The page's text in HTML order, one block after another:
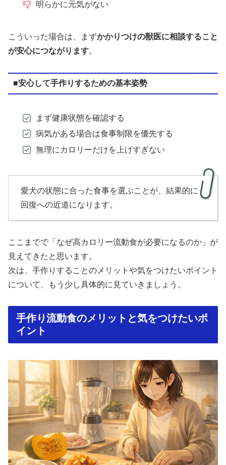
明らかに元気がない
こういった場合は、まずかかりつけの獣医に相談すること
が安心につながります。
■安心して手作りするための基本姿勢
まず健康状態を確認する
病気がある場合は食事制限を優先する
無理にカロリーだけを上げすぎない
愛犬の状態に合った食事を選ぶことが、結果的に
回復への近道になります。
ここまでで「なぜ高カロリー流動食が必要になるのか」が
見えてきたと思います。
次は、手作りすることのメリットや気をつけたいポイント
について、もう少し具体的に見ていきましょう。
手作り流動食のメリットと気をつけたいポ
イント